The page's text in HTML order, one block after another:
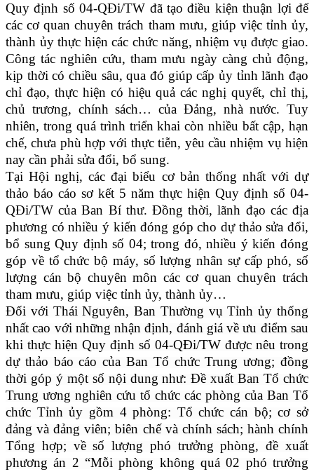
Quy định số 04-QĐi/TW đã tạo điều kiện thuận lợi để
các cơ quan chuyên trách tham mưu, giúp việc tỉnh ủy,
thành ủy thực hiện các chức năng, nhiệm vụ được giao.
Công tác nghiên cứu, tham mưu ngày càng chủ động,
kịp thời có chiều sâu, qua đó giúp cấp ủy tỉnh lãnh đạo
chỉ đạo, thực hiện có hiệu quả các nghị quyết, chỉ thị,
chủ trương, chính sách… của Đảng, nhà nước. Tuy
nhiên, trong quá trình triển khai còn nhiều bất cập, hạn
chế, chưa phù hợp với thực tiễn, yêu cầu nhiệm vụ hiện
nay cần phải sửa đổi, bổ sung.
Tại Hội nghị, các đại biểu cơ bản thống nhất với dự
thảo báo cáo sơ kết 5 năm thực hiện Quy định số 04-
QĐi/TW của Ban Bí thư. Đồng thời, lãnh đạo các địa
phương có nhiều ý kiến đóng góp cho dự thảo sửa đổi,
bổ sung Quy định số 04; trong đó, nhiều ý kiến đóng
góp về tổ chức bộ máy, số lượng nhân sự cấp phó, số
lượng cán bộ chuyên môn các cơ quan chuyên trách
tham mưu, giúp việc tỉnh ủy, thành ủy…
Đối với Thái Nguyên, Ban Thường vụ Tỉnh ủy thống
nhất cao với những nhận định, đánh giá về ưu điểm sau
khi thực hiện Quy định số 04-QĐi/TW được nêu trong
dự thảo báo cáo của Ban Tổ chức Trung ương; đồng
thời góp ý một số nội dung như: Đề xuất Ban Tổ chức
Trung ương nghiên cứu tổ chức các phòng của Ban Tổ
chức Tỉnh ủy gồm 4 phòng: Tổ chức cán bộ; cơ sở
đảng và đảng viên; biên chế và chính sách; hành chính
Tổng hợp; về số lượng phó trưởng phòng, đề xuất
phương án 2 “Mỗi phòng không quá 02 phó trưởng